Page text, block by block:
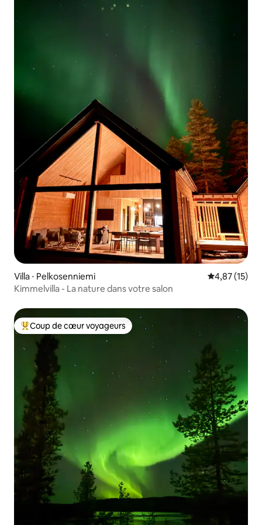
Villa ⋅ Pelkosenniemi Évaluation
4,87 (15)
Kimmelvilla - La nature dans votre salon
Coups de cœur voyageurs les plus appréciés
Coup de cœur voyageurs